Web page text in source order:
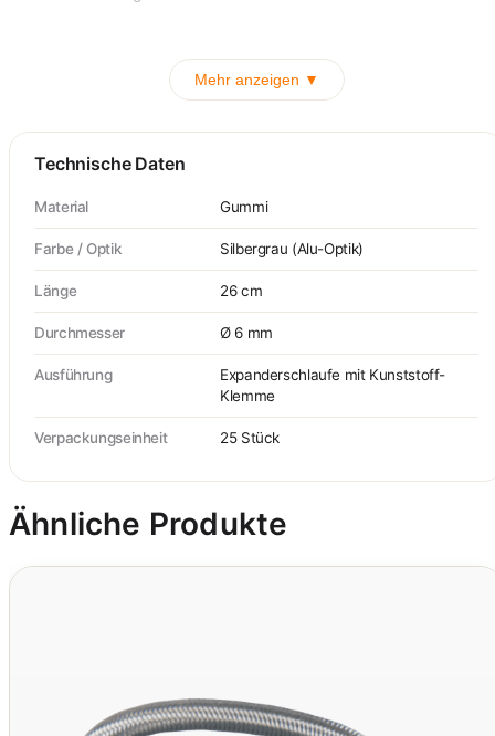
Mehr anzeigen ▼
Technische Daten
Material Gummi
Farbe / Optik Silbergrau (Alu-Optik)
Länge 26 cm
Durchmesser Ø 6 mm
Ausführung
Expanderschlaufe mit Kunststoff-
Klemme
Verpackungseinheit 25 Stück
Ähnliche Produkte